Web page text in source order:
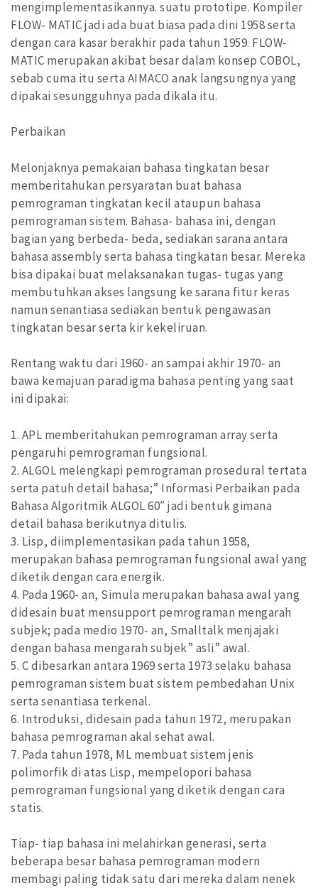
mengimplementasikannya. suatu prototipe. Kompiler
FLOW- MATIC jadi ada buat biasa pada dini 1958 serta
dengan cara kasar berakhir pada tahun 1959. FLOW-
MATIC merupakan akibat besar dalam konsep COBOL,
sebab cuma itu serta AIMACO anak langsungnya yang
dipakai sesungguhnya pada dikala itu.
Perbaikan
Melonjaknya pemakaian bahasa tingkatan besar
memberitahukan persyaratan buat bahasa
pemrograman tingkatan kecil ataupun bahasa
pemrograman sistem. Bahasa- bahasa ini, dengan
bagian yang berbeda- beda, sediakan sarana antara
bahasa assembly serta bahasa tingkatan besar. Mereka
bisa dipakai buat melaksanakan tugas- tugas yang
membutuhkan akses langsung ke sarana fitur keras
namun senantiasa sediakan bentuk pengawasan
tingkatan besar serta kir kekeliruan.
Rentang waktu dari 1960- an sampai akhir 1970- an
bawa kemajuan paradigma bahasa penting yang saat
ini dipakai:
1. APL memberitahukan pemrograman array serta
pengaruhi pemrograman fungsional.
2. ALGOL melengkapi pemrograman prosedural tertata
serta patuh detail bahasa;” Informasi Perbaikan pada
Bahasa Algoritmik ALGOL 60″ jadi bentuk gimana
detail bahasa berikutnya ditulis.
3. Lisp, diimplementasikan pada tahun 1958,
merupakan bahasa pemrograman fungsional awal yang
diketik dengan cara energik.
4. Pada 1960- an, Simula merupakan bahasa awal yang
didesain buat mensupport pemrograman mengarah
subjek; pada medio 1970- an, Smalltalk menjajaki
dengan bahasa mengarah subjek” asli” awal.
5. C dibesarkan antara 1969 serta 1973 selaku bahasa
pemrograman sistem buat sistem pembedahan Unix
serta senantiasa terkenal.
6. Introduksi, didesain pada tahun 1972, merupakan
bahasa pemrograman akal sehat awal.
7. Pada tahun 1978, ML membuat sistem jenis
polimorfik di atas Lisp, mempelopori bahasa
pemrograman fungsional yang diketik dengan cara
statis.
Tiap- tiap bahasa ini melahirkan generasi, serta
beberapa besar bahasa pemrograman modern
membagi paling tidak satu dari mereka dalam nenek